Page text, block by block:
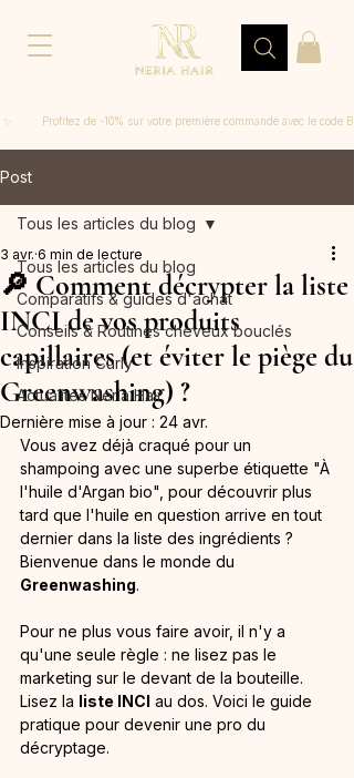
✨         Profitez de -10% sur votre première commande avec le code
Post
Tous les articles du blog
Comparatifs & guides d'achat
Conseils & Routines cheveux bouclés
Inspiration Curly
Actualités Neria Hair
Tous les articles du blog
🔎 Comment décrypter la liste
INCI de vos produits
capillaires (et éviter le piège du
Greenwashing) ?
3 avr. 6 min de lecture
Dernière mise à jour : 24 avr.
Vous avez déjà craqué pour un
shampoing avec une superbe étiquette "À
l'huile d'Argan bio", pour découvrir plus
tard que l'huile en question arrive en tout
dernier dans la liste des ingrédients ?
Bienvenue dans le monde du
Greenwashing.
Pour ne plus vous faire avoir, il n'y a
qu'une seule règle : ne lisez pas le
marketing sur le devant de la bouteille.
Lisez la liste INCI au dos. Voici le guide
pratique pour devenir une pro du
décryptage.